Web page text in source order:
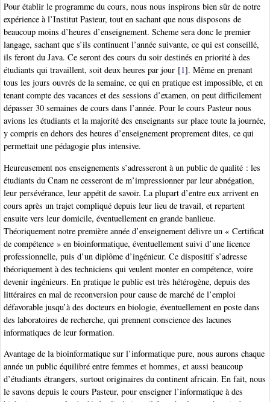
Pour établir le programme du cours, nous nous inspirons bien sûr de notre
expérience à l’Institut Pasteur, tout en sachant que nous disposons de
beaucoup moins d’heures d’enseignement. Scheme sera donc le premier
langage, sachant que s’ils continuent l’année suivante, ce qui est conseillé,
ils feront du Java. Ce seront des cours du soir destinés en priorité à des
étudiants qui travaillent, soit deux heures par jour [1]. Même en prenant
tous les jours ouvrés de la semaine, ce qui en pratique est impossible, et en
tenant compte des vacances et des sessions d’examen, on peut difficilement
dépasser 30 semaines de cours dans l’année. Pour le cours Pasteur nous
avions les étudiants et la majorité des enseignants sur place toute la journée,
y compris en dehors des heures d’enseignement proprement dites, ce qui
permettait une pédagogie plus intensive.
Heureusement nos enseignements s’adresseront à un public de qualité : les
étudiants du Cnam ne cesseront de m’impressionner par leur abnégation,
leur persévérance, leur appétit de savoir. La plupart d’entre eux arrivent en
cours après un trajet compliqué depuis leur lieu de travail, et repartent
ensuite vers leur domicile, éventuellement en grande banlieue.
Théoriquement notre première année d’enseignement délivre un « Certificat
de compétence » en bioinformatique, éventuellement suivi d’une licence
professionnelle, puis d’un diplôme d’ingénieur. Ce dispositif s’adresse
théoriquement à des techniciens qui veulent monter en compétence, voire
devenir ingénieurs. En pratique le public est très hétérogène, depuis des
littéraires en mal de reconversion pour cause de marché de l’emploi
défavorable jusqu’à des docteurs en biologie, éventuellement en poste dans
des laboratoires de recherche, qui prennent conscience des lacunes
informatiques de leur formation.
Avantage de la bioinformatique sur l’informatique pure, nous aurons chaque
année un public équilibré entre femmes et hommes, et aussi beaucoup
d’étudiants étrangers, surtout originaires du continent africain. En fait, nous
le savons depuis le cours Pasteur, pour enseigner l’informatique à des